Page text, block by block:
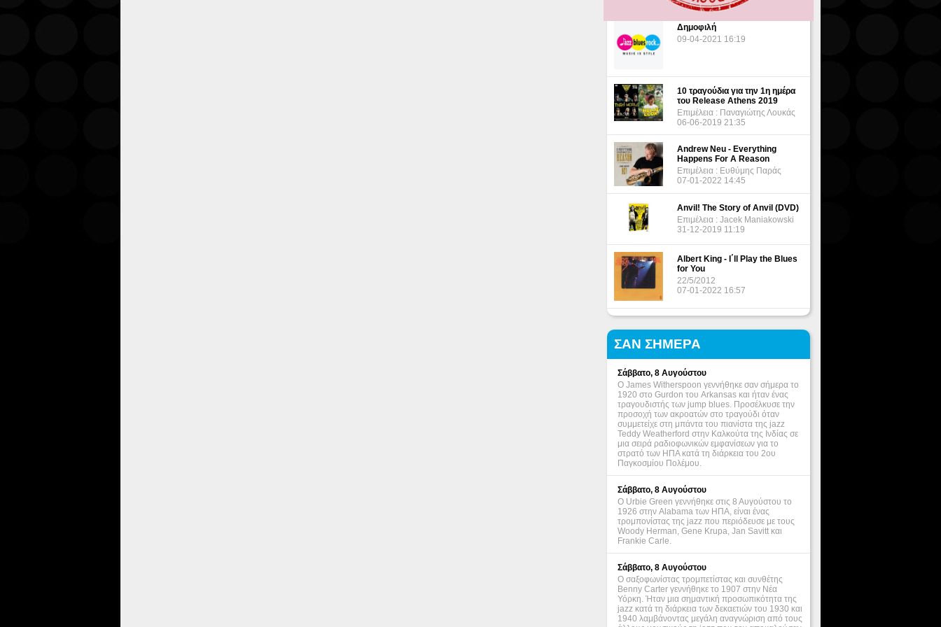
Δημοφιλή
09-04-2021 16:19
10 τραγούδια για την 1η ημέρα
του Release Athens 2019
Επιμέλεια : Παναγιώτης Λουκάς
06-06-2019 21:35
Andrew Neu - Everything
Happens For A Reason
Επιμέλεια : Ευθύμης Παράς
07-01-2022 14:45
Anvil! The Story of Anvil (DVD)
Επιμέλεια : Jacek Maniakowski
31-12-2019 11:19
Albert King - I΄ll Play the Blues
for You
22/5/2012
07-01-2022 16:57
ΣΑΝ ΣΗΜΕΡΑ
Σάββατο, 8 Αυγούστου
Ο James Witherspoon γεννήθηκε σαν σήμερα το
1920 στο Gurdon του Arkansas και ήταν ένας
τραγουδιστής των jump blues. Προσέλκυσε την
προσοχή των ακροατών στο τραγούδι όταν
συμμετείχε στη μπάντα του πιανίστα της jazz
Teddy Weatherford στην Καλκούτα της Ινδίας σε
μια σειρά ραδιοφωνικών εμφανίσεων για το
στρατό των ΗΠΑ κατά τη διάρκεια του 2ου
Παγκοσμίου Πολέμου.
Σάββατο, 8 Αυγούστου
Ο Urbie Green γεννήθηκε στις 8 Αυγούστου το
1926 στην Alabama των ΗΠΑ, είναι ένας
τρομπονίστας της jazz που περιόδευσε με τους
Woody Herman, Gene Krupa, Jan Savitt και
Frankie Carle.
Σάββατο, 8 Αυγούστου
Ο σαξοφωνίστας τρομπετίστας και συνθέτης
Benny Carter γεννήθηκε το 1907 στην Νέα
Υόρκη. Ήταν μια σημαντική προσωπικότητα της
jazz κατά τη διάρκεια των δεκαετιών του 1930 και
1940 λαμβάνοντας μεγάλη αναγνώριση από τους